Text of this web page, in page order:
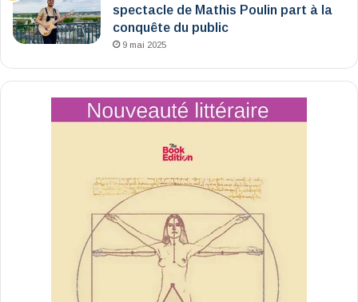
spectacle de Mathis Poulin part à la
conquête du public
9 mai 2025